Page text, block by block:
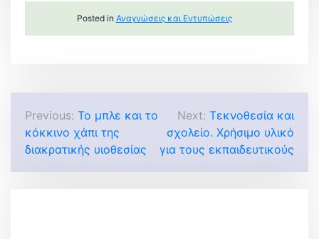
Posted in Αναγνώσεις και Eντυπώσεις
Π
λ
ο
Previous: Το μπλε και το
κόκκινο χάπι της
διακρατικής υιοθεσίας
Next: Τεκνοθεσία και
σχολείο. Χρήσιμο υλικό
για τους εκπαιδευτικούς